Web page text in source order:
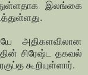
இலங்கை
அதிகளவிலான
சிரேஷ்ட தகவல்
கூறியுள்ளார்.